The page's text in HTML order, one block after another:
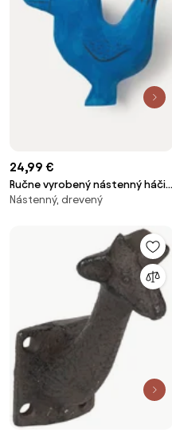
24,99 €
Ručne vyrobený nástenný háčik
z osikového dreva Anton
Nástenný, drevený